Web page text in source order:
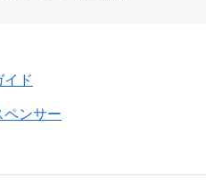
イド
ペンサー